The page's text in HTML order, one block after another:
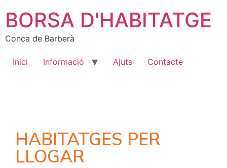
BORSA D'HABITATGE
Conca de Barberà
Inici Informació Ajuts Contacte
HABITATGES PER
LLOGAR